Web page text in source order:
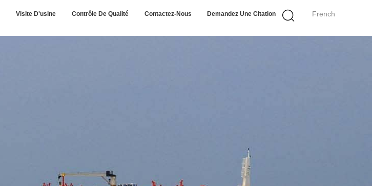
French
Visite D'usine Contrôle De Qualité Contactez-Nous Demandez Une Citation